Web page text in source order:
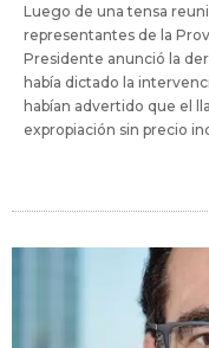
Luego de una tensa
representantes de la
Presidente anunció la
había dictado la
habían advertido que el
expropiación sin precio